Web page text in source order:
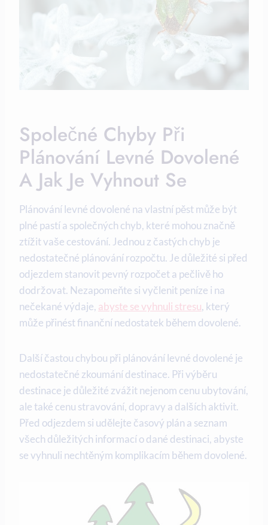
Společné Chyby Při⁢
Plánování Levné Dovolené
A⁤ Jak Je ⁣vyhnout Se
Plánování‍ levné dovolené na ​vlastní pěst⁤ může ‍být
plné pastí a⁢ společných chyb, které mohou ⁢značně
ztížit vaše cestování. Jednou ​z častých chyb je
nedostatečné plánování rozpočtu. Je ⁤důležité si před⁢
odjezdem stanovit​ pevný⁢ rozpočet a pečlivě ho
dodržovat. Nezapomeňte⁣ si ⁣vyčlenit ⁤peníze i na
nečekané výdaje, abyste se vyhnuli stresu,⁤ který
může​ přinést finanční nedostatek během ⁢dovolené.
Další ⁣častou chybou při plánování levné dovolené je
nedostatečné zkoumání destinace. ⁢Při⁣ výběru
destinace je důležité zvážit⁤ nejenom ⁣cenu ubytování,
ale⁤ také cenu stravování, ⁣dopravy a dalších aktivit.⁢
Před odjezdem ⁢si⁣ udělejte ‍časový plán a seznam‍
všech důležitých informací o dané destinaci, abyste
se vyhnuli nechtěným komplikacím ‌během dovolené.